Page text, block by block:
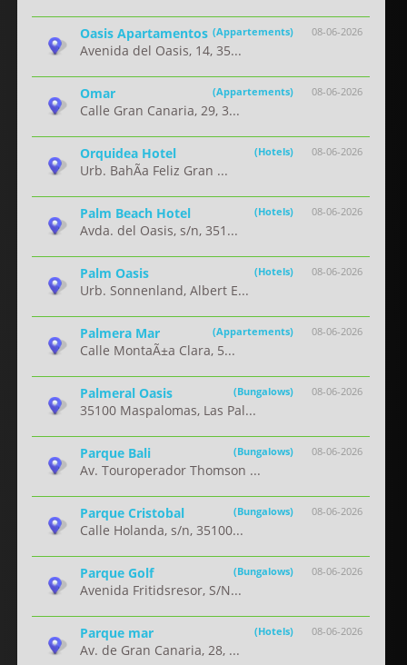
08-06-2026
Oasis Apartamentos (Appartements)
Avenida del Oasis, 14, 35...
08-06-2026
Omar (Appartements)
Calle Gran Canaria, 29, 3...
08-06-2026
Orquidea Hotel (Hotels)
Urb. BahÃ­a Feliz Gran ...
08-06-2026
Palm Beach Hotel (Hotels)
Avda. del Oasis, s/n, 351...
08-06-2026
Palm Oasis (Hotels)
Urb. Sonnenland, Albert E...
08-06-2026
Palmera Mar (Appartements)
Calle MontaÃ±a Clara, 5...
08-06-2026
Palmeral Oasis (Bungalows)
35100 Maspalomas, Las Pal...
08-06-2026
Parque Bali (Bungalows)
Av. Touroperador Thomson ...
08-06-2026
Parque Cristobal (Bungalows)
Calle Holanda, s/n, 35100...
08-06-2026
Parque Golf (Bungalows)
Avenida Fritidsresor, S/N...
08-06-2026
Parque mar (Hotels)
Av. de Gran Canaria, 28, ...